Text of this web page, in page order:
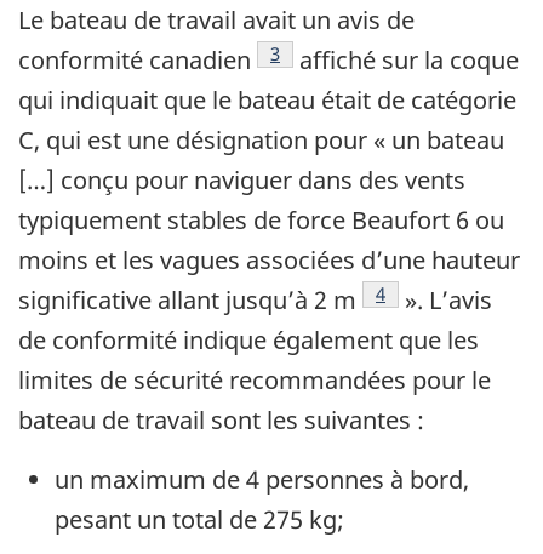
Le bateau de travail avait un avis de
conformité canadien
Note de bas de page
3
affiché sur la coque
qui indiquait que le bateau était de catégorie
C, qui est une désignation pour « un bateau
[…] conçu pour naviguer dans des vents
typiquement stables de force Beaufort 6 ou
moins et les vagues associées d’une hauteur
significative allant jusqu’à 2 m
Note de bas de
4
». L’avis
de conformité indique également que les
limites de sécurité recommandées pour le
bateau de travail sont les suivantes :
un maximum de 4 personnes à bord,
pesant un total de 275 kg;